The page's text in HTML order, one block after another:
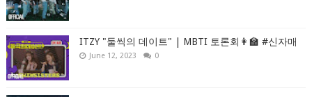
ITZY "둘씩의 데이트" | MBTI 토론회👩‍🏫 #신자매
June 12, 2023 0